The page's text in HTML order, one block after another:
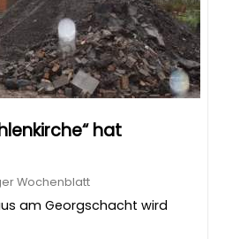
hat
Wochenblatt
am Georgschacht wird